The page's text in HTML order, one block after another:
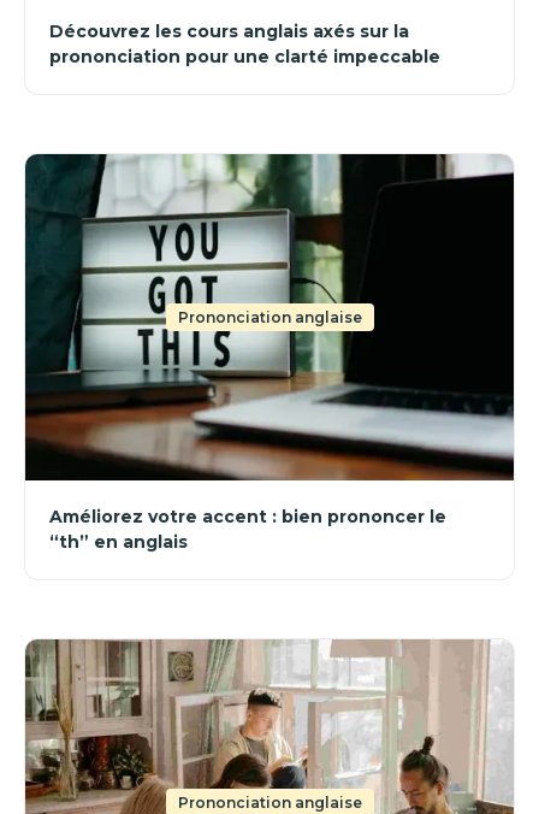
Découvrez les cours anglais axés sur la
prononciation pour une clarté impeccable
Prononciation anglaise
Améliorez votre accent : bien prononcer le
“th” en anglais
Prononciation anglaise